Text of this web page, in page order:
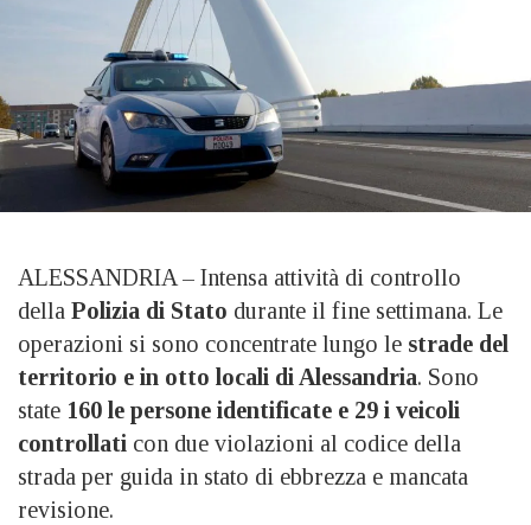
ALESSANDRIA – Intensa attività di controllo
della Polizia di Stato durante il fine settimana. Le
operazioni si sono concentrate lungo le strade del
territorio e in otto locali di Alessandria. Sono
state 160 le persone identificate e 29 i veicoli
controllati con due violazioni al codice della
strada per guida in stato di ebbrezza e mancata
revisione.